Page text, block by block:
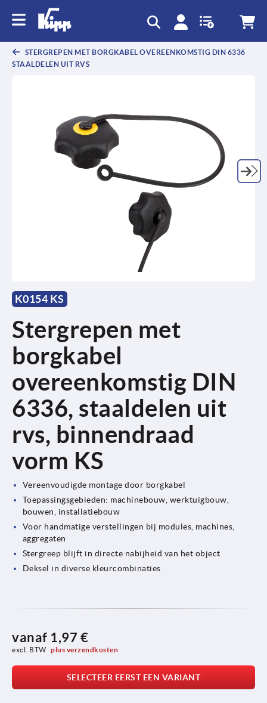
STERGREPEN MET BORGKABEL OVEREENKOMSTIG DIN 6336
STAALDELEN UIT RVS
K0154 KS
Stergrepen met
borgkabel
overeenkomstig DIN
6336, staaldelen uit
rvs, binnendraad
vorm KS
Vereenvoudigde montage door borgkabel
Toepassingsgebieden: machinebouw, werktuigbouw,
bouwen, installatiebouw
Voor handmatige verstellingen bij modules, machines,
aggregaten
Stergreep blijft in directe nabijheid van het object
Deksel in diverse kleurcombinaties
vanaf 1,97 €
excl. BTW plus verzendkosten
SELECTEER EERST EEN VARIANT